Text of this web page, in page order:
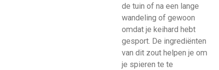
de tuin of na een lange
wandeling of gewoon
omdat je keihard hebt
gesport. De ingrediënten
van dit zout helpen je om
je spieren te te